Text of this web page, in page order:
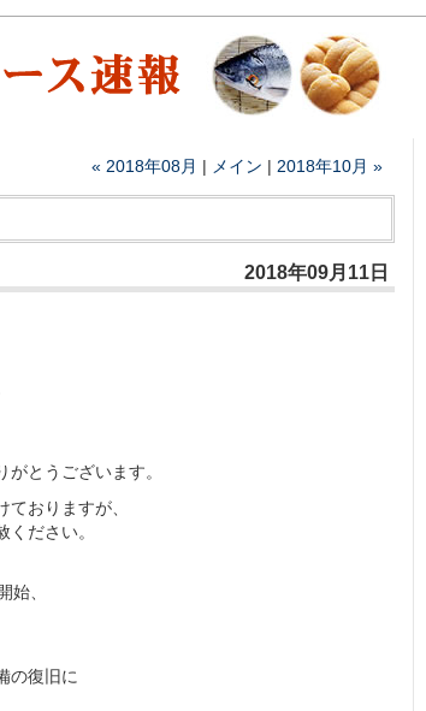
« 2018年08月 | メイン | 2018年10月 »
2018年09月11日
とうございます。
おりますが、
ださい。
始、
の復旧に